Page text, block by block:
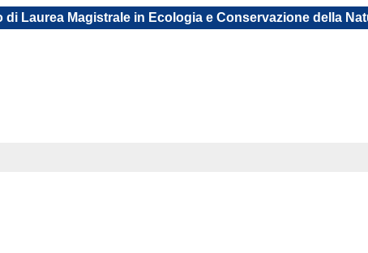
di Laurea Magistrale in Ecologia e Conservazione della